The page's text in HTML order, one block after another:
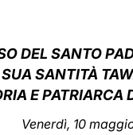
DEL SANTO
SANTITÀ
E PATRIARCA
Venerdì, 10